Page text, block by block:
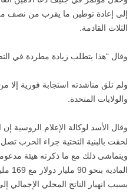
إلى إعادة توطين ما يقرب من نصف
الثلاث القادمة.
وقال “هذا يتطلب زيادة مطردة في
ولم تلق مناشدته استجابة فورية إلا
والولايات المتحدة.
وقال الأسد لوكالة الإعلام الروسية إن
ويتماشى ذلك مع ما ذكرته هيئة
بسبب انهيار الناتج المحلي